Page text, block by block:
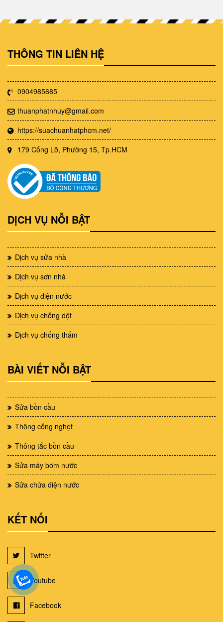
THÔNG TIN LIÊN HỆ
0904985685
thuanphatnhuy@gmail.com
https://suachuanhatphcm.net/
179 Cống Lỡ, Phường 15, Tp.HCM
DỊCH VỤ NỖI BẬT
Dịch vụ sửa nhà
Dịch vụ sơn nhà
Dịch vụ điện nước
Dịch vụ chống dột
Dịch vụ chống thấm
BÀI VIẾT NỖI BẬT
Sửa bồn cầu
Thông cống nghẹt
Thông tắc bồn cầu
Sửa máy bơm nước
Sửa chữa điện nước
KẾT NỐI
Twitter
Youtube
Facebook